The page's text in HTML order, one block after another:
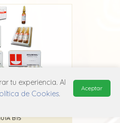
B15
tu experiencia. Al
de Cookies.
Aceptar